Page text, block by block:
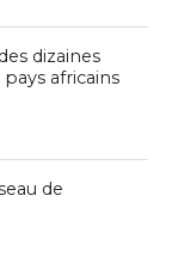
dizaines
africains
de